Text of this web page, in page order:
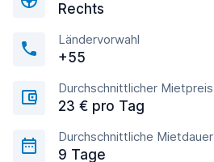
Rechts
Ländervorwahl
+55
Durchschnittlicher Mietpreis
23 € pro Tag
Durchschnittliche Mietdauer
9 Tage